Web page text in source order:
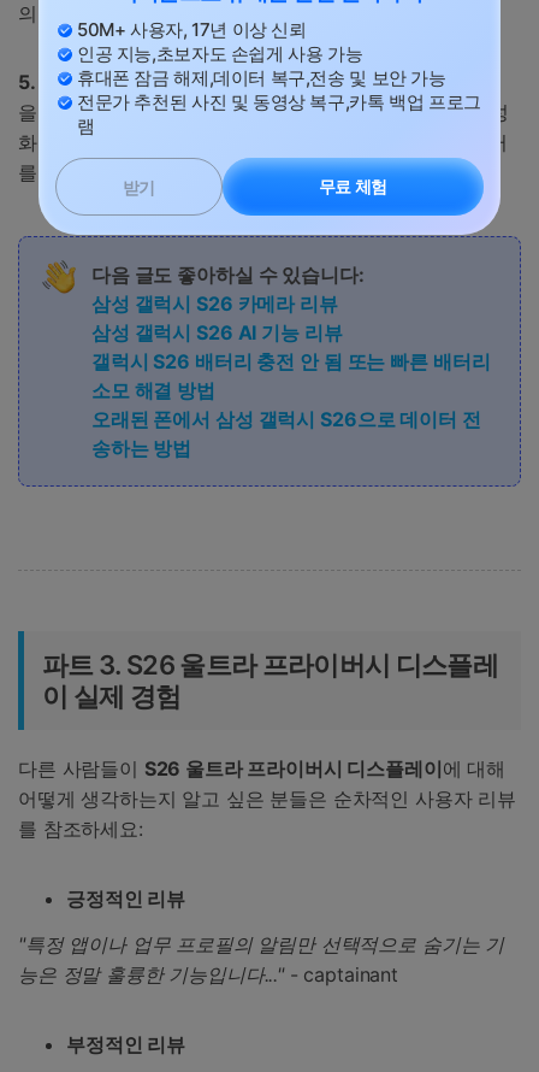
의 나머지 부분을 정상적으로 사용할 수 있습니다.
5. 전면 카메라 통합:이 시스템은 누군가가 측면에서 화면
을 보고 있을 때 감지하고 자동으로 개인 정보 보호를 활성
화합니다. 이는 당신이 아무것도 할 필요 없이 즉시 데이터
를 보호하는 데 도움이 됩니다.
다음 글도 좋아하실 수 있습니다:
삼성 갤럭시 S26 카메라 리뷰
삼성 갤럭시 S26 AI 기능 리뷰
갤럭시 S26 배터리 충전 안 됨 또는 빠른 배터리
소모 해결 방법
오래된 폰에서 삼성 갤럭시 S26으로 데이터 전
송하는 방법
파트 3. S26 울트라 프라이버시 디스플레
이 실제 경험
다른 사람들이 S26 울트라 프라이버시 디스플레이에 대해
어떻게 생각하는지 알고 싶은 분들은 순차적인 사용자 리뷰
를 참조하세요:
긍정적인 리뷰
"특정 앱이나 업무 프로필의 알림만 선택적으로 숨기는 기
능은 정말 훌륭한 기능입니다..."- captainant
부정적인 리뷰
50M+ 사용자, 17년 이상 신뢰
인공 지능,초보자도 손쉽게 사용 가능
휴대폰 잠금 해제,데이터 복구,전송 및 보안 가능
전문가 추천된 사진 및 동영상 복구,카톡 백업 프로그
램
받기 무료 체험